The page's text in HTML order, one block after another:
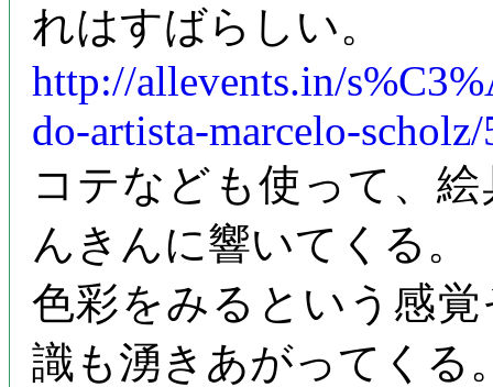
れはすばらしい。
http://allevents.in/
do-artista-marcelo-
コテなども使って、
んきんに響いてくる。
色彩をみるという感
識も湧きあがってくる